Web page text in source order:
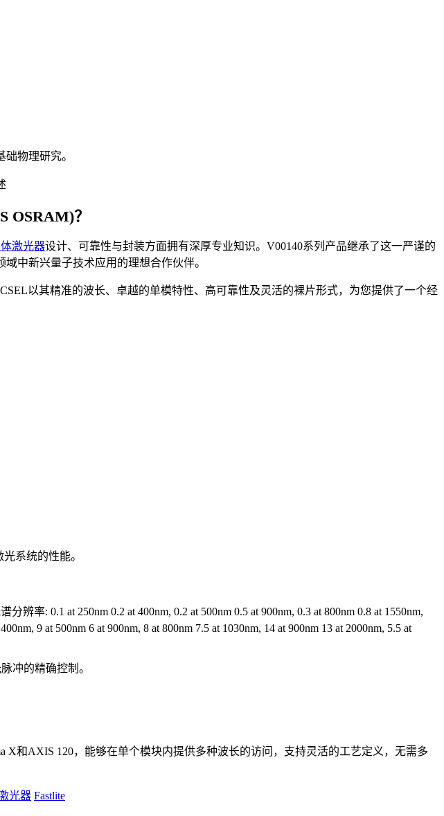
物理研究。
OSRAM)？
激光器设计、可靠性与封装方面拥有深厚专业知识。V00140系列产品继承了这一严谨的
中新兴量子技术应用的理想合作伙伴。
以其精准的波长、卓越的单模特性、高可靠性及灵活的裸片形式，为您提供了一个经
系统的性能。
分辨率: 0.1 at 250nm 0.2 at 400nm, 0.2 at 500nm 0.5 at 900nm, 0.3 at 800nm 0.8 at 1550nm,
9 at 500nm 6 at 900nm, 8 at 800nm 7.5 at 1030nm, 14 at 900nm 13 at 2000nm, 5.5 at
冲的精确控制。
X和AXIS 120，能够在单个模块内提供多种波长的访问，支持灵活的工艺定义，无需多
光器 Fastlite